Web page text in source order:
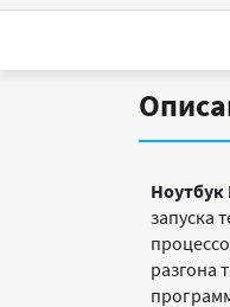
Ноутбук
запуска
разгона